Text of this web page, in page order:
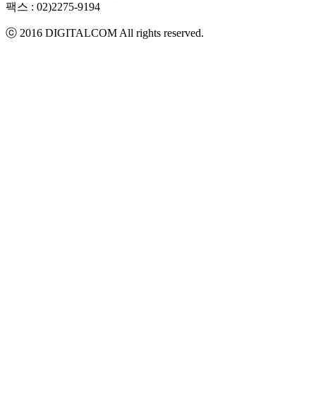
팩스 : 02)2275-9194​
ⓒ 2016 DIGITALCOM All rights reserved.